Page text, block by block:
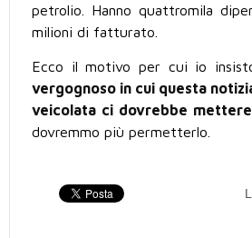
petrolio. Hanno quattromila
milioni di fatturato.
Ecco il motivo per cui io
vergognoso in cui questa
veicolata ci dovrebbe
dovremmo più permetterlo.